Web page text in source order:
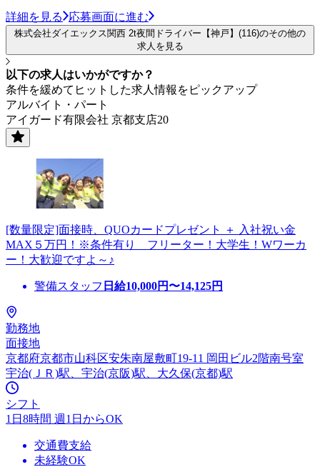
詳細を見る 応募画面に進む
株式会社ダイエックス関西 2t夜間ドライバー【神戸】(116)のその他の
求人を見る
以下の求人はいかがですか？
条件を緩めてヒットした求人情報をピックアップ
アルバイト・パート
アイガード有限会社 京都支店20
[数量限定]面接時、QUOカードプレゼント ＋ 入社祝い金
MAX５万円！※条件有り フリーター！大学生！Wワーカ
ー！大歓迎ですよ～♪
警備スタッフ 日給10,000円〜14,125円
勤務地
面接地
京都府京都市山科区安朱南屋敷町19-11 岡田ビル2階南号室
宇治(ＪＲ)駅、宇治(京阪)駅、大久保(京都)駅
シフト
1日8時間 週1日からOK
交通費支給
未経験OK